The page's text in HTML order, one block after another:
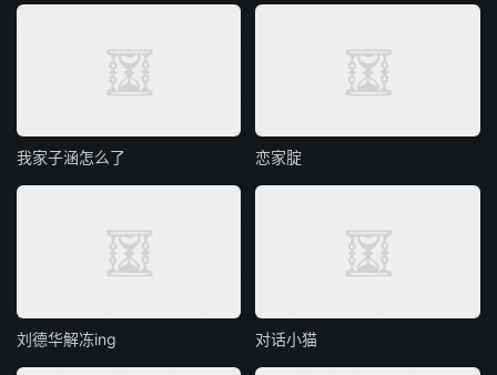
我家子涵怎么了 恋家腚
刘德华解冻ing 对话小猫